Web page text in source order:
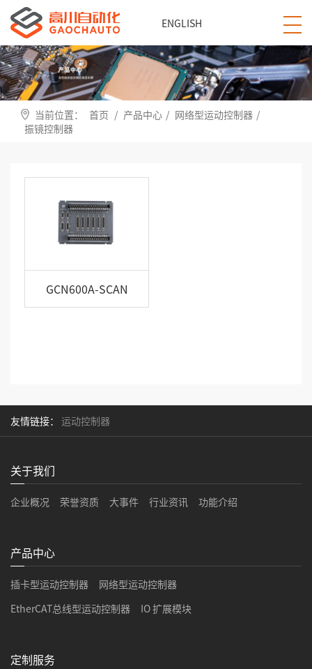
ENGLISH
当前位置： 首页 / 产品中心 / 网络型运动控制器 /
振镜控制器
GCN600A-SCAN
友情链接： 运动控制器
关于我们
企业概况 荣誉资质 大事件 行业资讯 功能介绍
产品中心
插卡型运动控制器
网络型运动控制器
EtherCAT总线型运动控制器
IO 扩展模块
定制服务